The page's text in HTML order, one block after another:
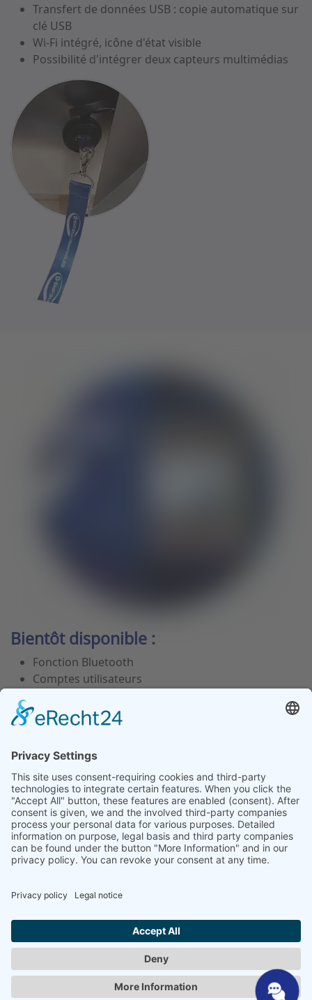
Transfert de données USB : copie automatique sur
clé USB
Wi-Fi intégré, icône d'état visible
Possibilité d'intégrer deux capteurs multimédias
Bientôt disponible :
Fonction Bluetooth
Comptes utilisateurs
« Rinçage » automatique du capteur de qualité de
l'eau (après de longues périodes d'inactivité)
Piste d'audit
Maintenance à distance
Fonction d'alarme
Sélectionnez votre langue
|Politique de confidentialité
Conditions générales|Contact
© 2025 SHP Steriltechnik | All rights reserved.